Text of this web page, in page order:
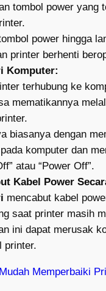
tombol power yang
power hingga
printer berhenti
Komputer:
terhubung ke
mematikannya
biasanya dengan
komputer dan
atau “Power Off”.
Kabel Power
mencabut kabel
saat printer masih
ini dapat merusak
printer.
Memperbaiki